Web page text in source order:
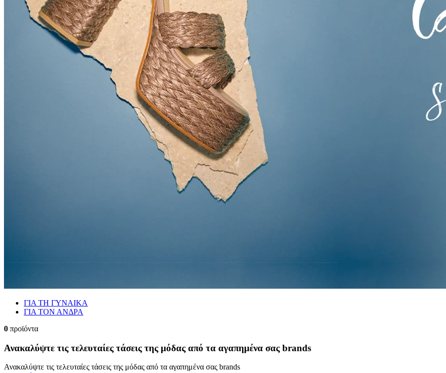
ΓΙΑ ΤΗ ΓΥΝΑΙΚΑ
ΓΙΑ ΤΟΝ ΑΝΔΡΑ
0 προϊόντα
Ανακαλύψτε τις τελευταίες τάσεις της μόδας από τα αγαπημένα σας brands
Ανακαλύψτε τις τελευταίες τάσεις της μόδας από τα αγαπημένα σας brands